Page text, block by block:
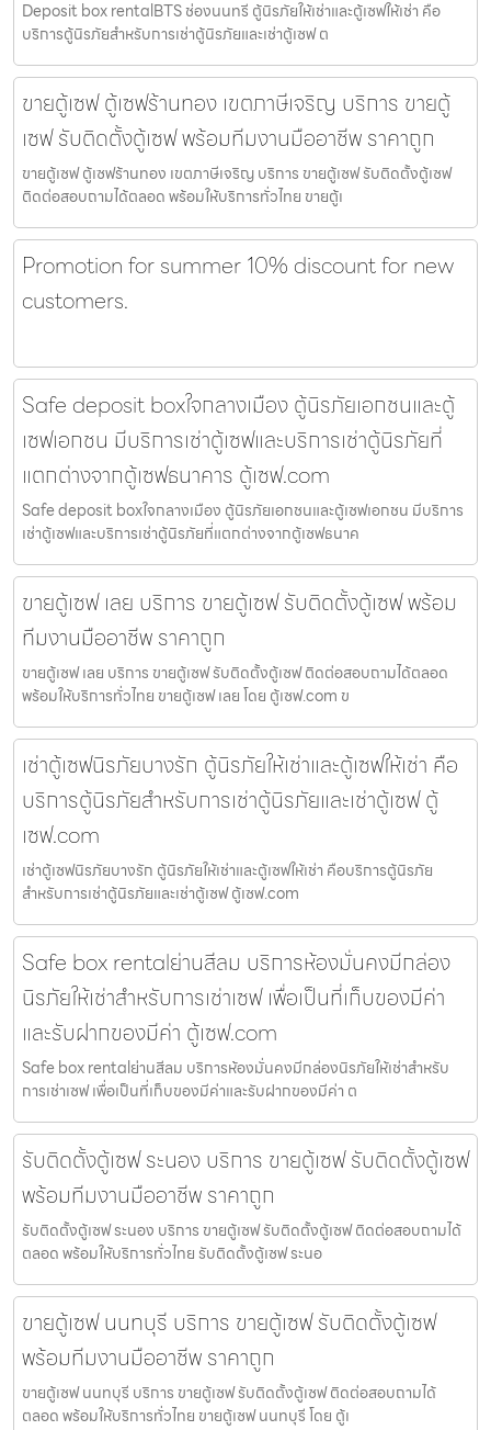
Deposit box rentalBTS ช่องนนทรี ตู้นิรภัยให้เช่าและตู้เซฟให้เช่า คือ
บริการตู้นิรภัยสำหรับการเช่าตู้นิรภัยและเช่าตู้เซฟ ต
ขายตู้เซฟ ตู้เซฟร้านทอง เขตภาษีเจริญ บริการ ขายตู้
เซฟ รับติดตั้งตู้เซฟ พร้อมทีมงานมืออาชีพ ราคาถูก
ขายตู้เซฟ ตู้เซฟร้านทอง เขตภาษีเจริญ บริการ ขายตู้เซฟ รับติดตั้งตู้เซฟ
ติดต่อสอบถามได้ตลอด พร้อมให้บริการทั่วไทย ขายตู้เ
Promotion for summer 10% discount for new
customers.
Safe deposit boxใจกลางเมือง ตู้นิรภัยเอกชนและตู้
เซฟเอกชน มีบริการเช่าตู้เซฟและบริการเช่าตู้นิรภัยที่
แตกต่างจากตู้เซฟธนาคาร ตู้เซฟ.com
Safe deposit boxใจกลางเมือง ตู้นิรภัยเอกชนและตู้เซฟเอกชน มีบริการ
เช่าตู้เซฟและบริการเช่าตู้นิรภัยที่แตกต่างจากตู้เซฟธนาค
ขายตู้เซฟ เลย บริการ ขายตู้เซฟ รับติดตั้งตู้เซฟ พร้อม
ทีมงานมืออาชีพ ราคาถูก
ขายตู้เซฟ เลย บริการ ขายตู้เซฟ รับติดตั้งตู้เซฟ ติดต่อสอบถามได้ตลอด
พร้อมให้บริการทั่วไทย ขายตู้เซฟ เลย โดย ตู้เซฟ.com ข
เช่าตู้เซฟนิรภัยบางรัก ตู้นิรภัยให้เช่าและตู้เซฟให้เช่า คือ
บริการตู้นิรภัยสำหรับการเช่าตู้นิรภัยและเช่าตู้เซฟ ตู้
เซฟ.com
เช่าตู้เซฟนิรภัยบางรัก ตู้นิรภัยให้เช่าและตู้เซฟให้เช่า คือบริการตู้นิรภัย
สำหรับการเช่าตู้นิรภัยและเช่าตู้เซฟ ตู้เซฟ.com
Safe box rentalย่านสีลม บริการห้องมั่นคงมีกล่อง
นิรภัยให้เช่าสำหรับการเช่าเซฟ เพื่อเป็นที่เก็บของมีค่า
และรับฝากของมีค่า ตู้เซฟ.com
Safe box rentalย่านสีลม บริการห้องมั่นคงมีกล่องนิรภัยให้เช่าสำหรับ
การเช่าเซฟ เพื่อเป็นที่เก็บของมีค่าและรับฝากของมีค่า ต
รับติดตั้งตู้เซฟ ระนอง บริการ ขายตู้เซฟ รับติดตั้งตู้เซฟ
พร้อมทีมงานมืออาชีพ ราคาถูก
รับติดตั้งตู้เซฟ ระนอง บริการ ขายตู้เซฟ รับติดตั้งตู้เซฟ ติดต่อสอบถามได้
ตลอด พร้อมให้บริการทั่วไทย รับติดตั้งตู้เซฟ ระนอ
ขายตู้เซฟ นนทบุรี บริการ ขายตู้เซฟ รับติดตั้งตู้เซฟ
พร้อมทีมงานมืออาชีพ ราคาถูก
ขายตู้เซฟ นนทบุรี บริการ ขายตู้เซฟ รับติดตั้งตู้เซฟ ติดต่อสอบถามได้
ตลอด พร้อมให้บริการทั่วไทย ขายตู้เซฟ นนทบุรี โดย ตู้เ